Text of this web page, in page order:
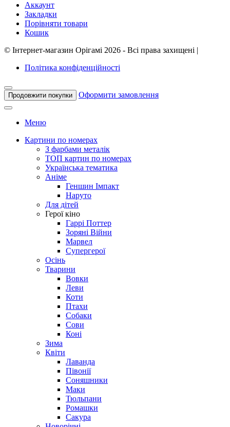
Аккаунт
Закладки
Порівняти товари
Кошик
© Інтернет-магазин Орігамі 2026 - Всі права захищені
Політика конфіденційності
Продовжити покупки Оформити замовлення
Меню
Картини по номерах
З фарбами металік
ТОП картин по номерах
Українська тематика
Аніме
Геншин Імпакт
Наруто
Для дітей
Герої кіно
Гаррі Поттер
Зоряні Війни
Марвел
Супергерої
Осінь
Тварини
Вовки
Леви
Коти
Птахи
Собаки
Сови
Коні
Зима
Квіти
Лаванда
Півонії
Соняшники
Маки
Тюльпани
Ромашки
Сакура